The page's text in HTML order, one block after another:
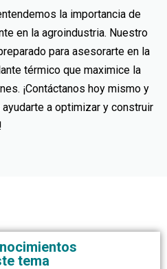
la importancia de
en la agroindustria. Nuestro
para asesorarte en la
térmico que maximice la
¡Contáctanos hoy mismo y
a optimizar y construir
tema